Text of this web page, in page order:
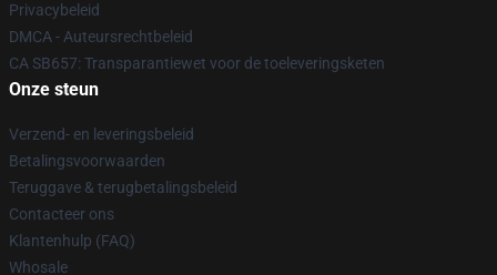
Privacybeleid
DMCA - Auteursrechtbeleid
CA SB657: Transparantiewet voor de toeleveringsketen
Onze steun
Verzend- en leveringsbeleid
Betalingsvoorwaarden
Teruggave & terugbetalingsbeleid
Contacteer ons
Klantenhulp (FAQ)
Whosale